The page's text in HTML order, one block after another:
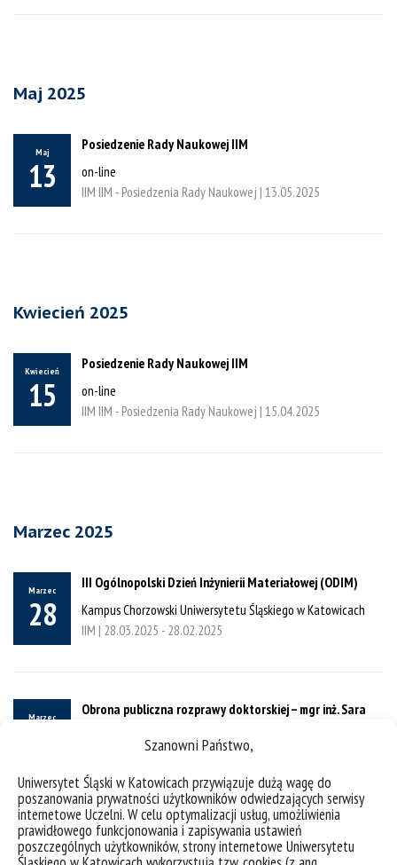
Szanowni Państwo,
Uniwersytet Śląski w Katowicach przywiązuje dużą wagę do
poszanowania prywatności użytkowników odwiedzających serwisy
internetowe Uczelni. W celu optymalizacji usług, umożliwienia
prawidłowego funkcjonowania i zapisywania ustawień
poszczególnych użytkowników, strony internetowe Uniwersytetu
Maj 2025
Maj
13
Posiedzenie Rady Naukowej IIM
on-line
IIM IIM - Posiedzenia Rady Naukowej | 13.05.2025
Kwiecień 2025
Kwiecień
15
Posiedzenie Rady Naukowej IIM
on-line
IIM IIM - Posiedzenia Rady Naukowej | 15.04.2025
Marzec 2025
Marzec
28
III Ogólnopolski Dzień Inżynierii Materiałowej (ODIM)
Kampus Chorzowski Uniwersytetu Śląskiego w Katowicach
IIM | 28.03.2025 - 28.02.2025
Marzec
Obrona publiczna rozprawy doktorskiej – mgr inż. Sara
Kampus Chorzowski Uniwersytetu Śląskiego w Katowicach,
aula P/0/05
IIM IIM - Obrony |27.03.2025